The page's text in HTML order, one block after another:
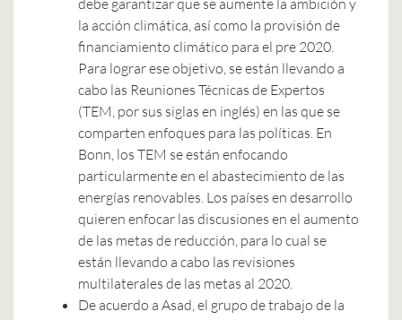
la acción climática, así como la provisión de
financiamiento climático para el pre 2020.
Para lograr ese objetivo, se están llevando a
cabo las Reuniones Técnicas de Expertos
(TEM, por sus siglas en inglés) en las que se
comparten enfoques para las políticas. En
Bonn, los TEM se están enfocando
particularmente en el abastecimiento de las
energías renovables. Los países en desarrollo
quieren enfocar las discusiones en el aumento
de las metas de reducción, para lo cual se
están llevando a cabo las revisiones
multilaterales de las metas al 2020.
De acuerdo a Asad, el grupo de trabajo de la